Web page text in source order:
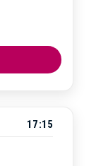
17:15